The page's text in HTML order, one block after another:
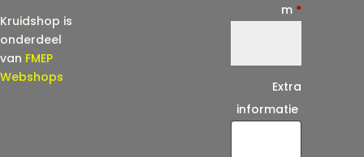
Kruidshop is
onderdeel
van FMEP
Webshops
m *
Extra
informatie